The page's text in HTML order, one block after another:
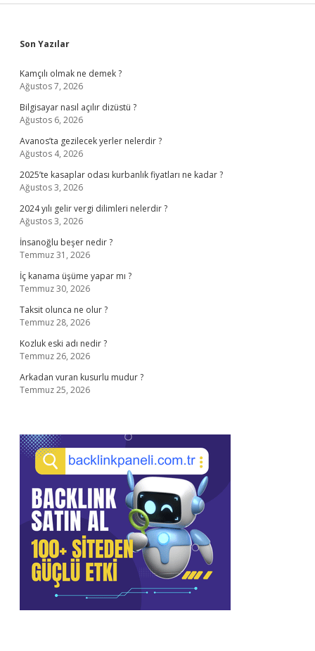
Sidebar
Son Yazılar
Kamçılı olmak ne demek ?
Ağustos 7, 2026
Bilgisayar nasıl açılır dizüstü ?
Ağustos 6, 2026
Avanos’ta gezilecek yerler nelerdir ?
Ağustos 4, 2026
2025’te kasaplar odası kurbanlık fiyatları ne kadar ?
Ağustos 3, 2026
2024 yılı gelir vergi dilimleri nelerdir ?
Ağustos 3, 2026
İnsanoğlu beşer nedir ?
Temmuz 31, 2026
İç kanama üşüme yapar mı ?
Temmuz 30, 2026
Taksit olunca ne olur ?
Temmuz 28, 2026
Kozluk eski adı nedir ?
Temmuz 26, 2026
Arkadan vuran kusurlu mudur ?
Temmuz 25, 2026